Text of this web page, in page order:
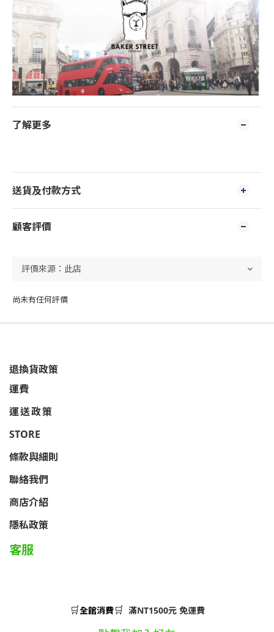
了解更多
送貨及付款方式
顧客評價
尚未有任何評價
退換貨政策
運費
運送政策
STORE
條款與細則
聯絡我們
商店介紹
隱私政策
客服
🛒全館消費🛒 滿NT1500元 免運費